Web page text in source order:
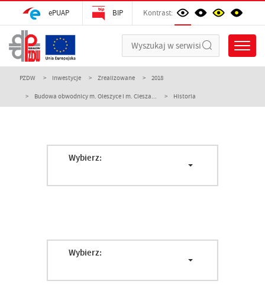
ePUAP BIP Kontrast:
PZDW Inwestycje Zrealizowane 2018
Budowa obwodnicy m. Oleszyce i m. Ciesza... Historia
Wybierz:
Wybierz: